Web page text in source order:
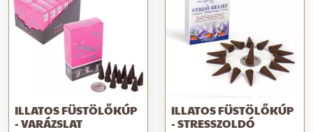
ILLATOS FÜSTÖLŐKÚP
- VARÁZSLAT
ILLATOS FÜSTÖLŐKÚP
- STRESSZOLDÓ